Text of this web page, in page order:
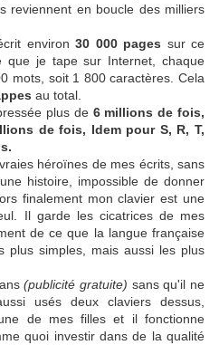
reviennent en boucle des milliers
environ30 000 pages sur ce
que je tape sur Internet, chaque
mots, soit 1 800 caractères. Cela
au total.
plus de 6 millions de fois,
de fois, Idem pour S, R, T,
.
héroïnes de mes écrits, sans
histoire, impossible de donner
finalement mon clavier est une
Il garde les cicatrices de mes
de ce que la langue française
plus simples, mais aussi les plus
(publicité gratuite) sans qu'il ne
usés deux claviers dessus,
de mes filles et il fonctionne
quoi investir dans de la qualité